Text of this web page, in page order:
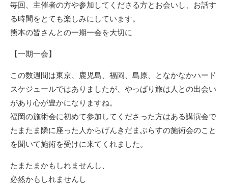
毎回、主催者の方や参加してくださる方とお会いし、お話す
る時間をとても楽しみにしています。
熊本の皆さんとの一期一会を大切に
【一期一会】
この数週間は東京、鹿児島、福岡、島原、となかなかハード
スケジュールではありましたが、やっぱり旅は人との出会い
があり心が豊かになりますね。
福岡の施術会に初めて参加してくださった方はある講演会で
たまたま隣に座った人からげんきだまぷらすの施術会のこと
を聞いて施術を受けに来てくれました。
たまたまかもしれませんし、
必然かもしれませんし